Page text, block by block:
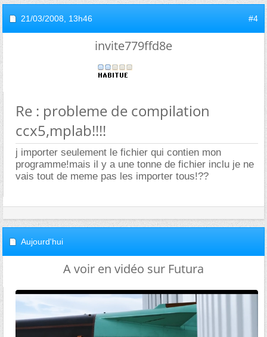
21/03/2008, 13h46 #4
invite779ffd8e
Re : probleme de compilation
ccx5,mplab!!!!
j importer seulement le fichier qui contien mon
programme!mais il y a une tonne de fichier inclu je ne
vais tout de meme pas les importer tous!??
Aujourd'hui
A voir en vidéo sur Futura